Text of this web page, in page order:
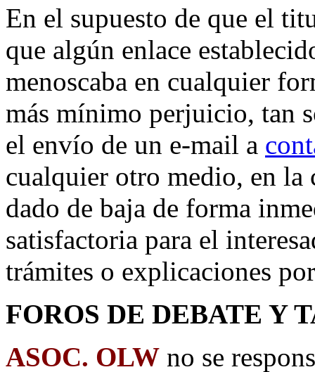
En el supuesto de que el
que algún enlace
menoscaba en cualquier
más mínimo perjuicio, tan
el envío de un e-mail a
cualquier otro medio, en la
dado de baja de forma
satisfactoria para el
trámites o explicaciones
FOROS DE DEBATE Y
ASOC. OLW no se